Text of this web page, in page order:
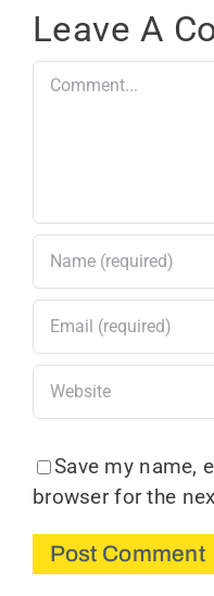
Leave A
Comment
Save my name,
browser for the